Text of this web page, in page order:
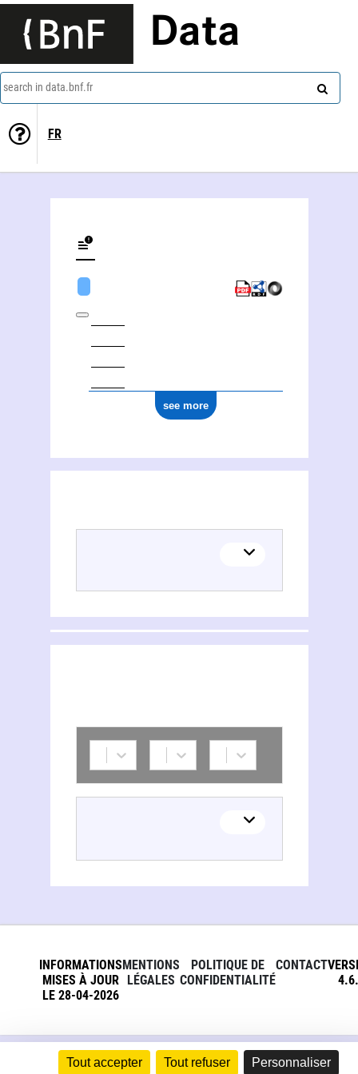
Tout accepter Tout refuser Personnaliser
Data
search in data.bnf.fr
FR
see more
INFORMATIONS
MISES À JOUR
LE 28-04-2026
MENTIONS
LÉGALES
POLITIQUE DE
CONFIDENTIALITÉ
CONTACT